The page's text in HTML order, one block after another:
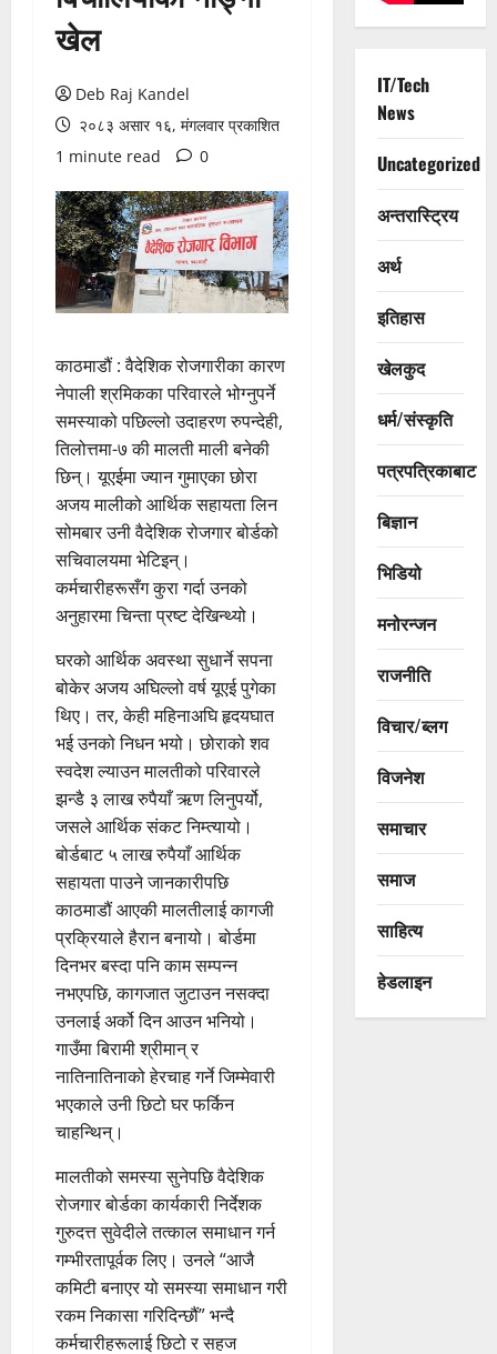
खेल
Deb Raj Kandel
२०८३ असार १६, मंगलवार प्रकाशित
1 minute read
0
काठमाडौं : वैदेशिक रोजगारीका कारण
नेपाली श्रमिकका परिवारले भोग्नुपर्ने
समस्याको पछिल्लो उदाहरण रुपन्देही,
तिलोत्तमा-७ की मालती माली बनेकी
छिन्। यूएईमा ज्यान गुमाएका छोरा
अजय मालीको आर्थिक सहायता लिन
सोमबार उनी वैदेशिक रोजगार बोर्डको
सचिवालयमा भेटिइन्।
कर्मचारीहरूसँग कुरा गर्दा उनको
अनुहारमा चिन्ता प्रष्ट देखिन्थ्यो।
घरको आर्थिक अवस्था सुधार्ने सपना
बोकेर अजय अघिल्लो वर्ष यूएई पुगेका
थिए। तर, केही महिनाअघि हृदयघात
भई उनको निधन भयो। छोराको शव
स्वदेश ल्याउन मालतीको परिवारले
झन्डै ३ लाख रुपैयाँ ऋण लिनुपर्यो,
जसले आर्थिक संकट निम्त्यायो।
बोर्डबाट ५ लाख रुपैयाँ आर्थिक
सहायता पाउने जानकारीपछि
काठमाडौं आएकी मालतीलाई कागजी
प्रक्रियाले हैरान बनायो। बोर्डमा
दिनभर बस्दा पनि काम सम्पन्न
नभएपछि, कागजात जुटाउन नसक्दा
उनलाई अर्को दिन आउन भनियो।
गाउँमा बिरामी श्रीमान् र
नातिनातिनाको हेरचाह गर्ने जिम्मेवारी
भएकाले उनी छिटो घर फर्किन
चाहन्थिन्।
मालतीको समस्या सुनेपछि वैदेशिक
रोजगार बोर्डका कार्यकारी निर्देशक
गुरुदत्त सुवेदीले तत्काल समाधान गर्न
गम्भीरतापूर्वक लिए। उनले “आजै
कमिटी बनाएर यो समस्या समाधान गरी
रकम निकासा गरिदिन्छौं” भन्दै
कर्मचारीहरूलाई छिटो र सहज
IT/Tech
News
Uncategorized
अन्तरास्ट्रिय
अर्थ
इतिहास
खेलकुद
धर्म/संस्कृति
पत्रपत्रिकाबाट
बिज्ञान
भिडियो
मनोरन्जन
राजनीति
विचार/ब्लग
विजनेश
समाचार
समाज
साहित्य
हेडलाइन